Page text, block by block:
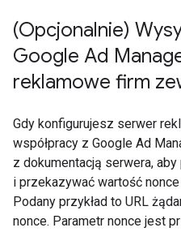
(Opcjonalnie)
Google Ad
reklamowe firm
Gdy konfigurujesz serwer
współpracy z Google Ad
z dokumentacją serwera,
i przekazywać wartość
Podany przykład to URL
nonce. Parametr nonce jest